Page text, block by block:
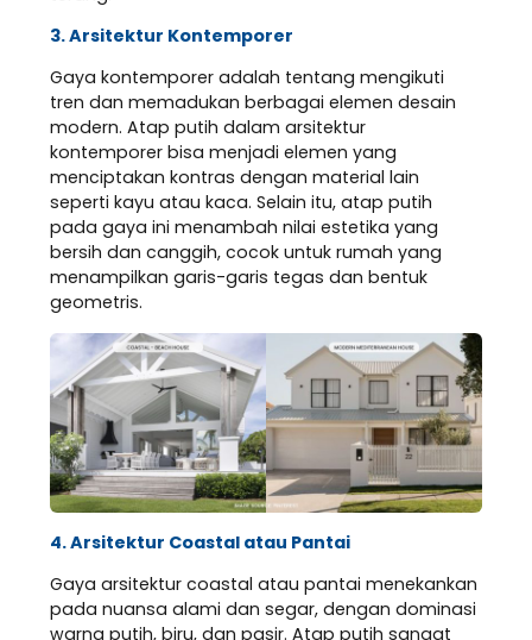
3. Arsitektur Kontemporer
Gaya kontemporer adalah tentang mengikuti
tren dan memadukan berbagai elemen desain
modern. Atap putih dalam arsitektur
kontemporer bisa menjadi elemen yang
menciptakan kontras dengan material lain
seperti kayu atau kaca. Selain itu, atap putih
pada gaya ini menambah nilai estetika yang
bersih dan canggih, cocok untuk rumah yang
menampilkan garis-garis tegas dan bentuk
geometris.
4. Arsitektur Coastal atau Pantai
Gaya arsitektur coastal atau pantai menekankan
pada nuansa alami dan segar, dengan dominasi
warna putih, biru, dan pasir. Atap putih sangat